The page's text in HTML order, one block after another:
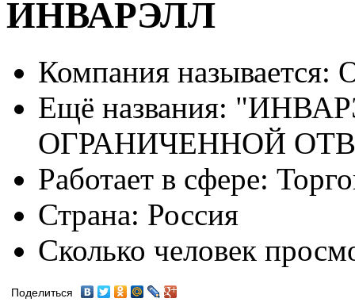
ИНВАРЭЛЛ
Компания называется:
Ещё названия:
ОГРАНИЧЕННОЙ
Работает в сфере:
Страна: Россия
Сколько человек
Поделиться